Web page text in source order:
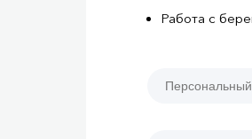
Работа с